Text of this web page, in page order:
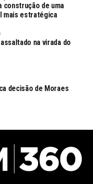
construção de uma
mais estratégica
na virada do
decisão de Moraes